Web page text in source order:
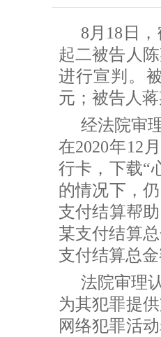
8月18日
起二被告人
进行宣判。
元；被告人
经法院审
在2020年12
行卡，下载“
的情况下，
支付结算帮
某支付结算
支付结算总
法院审理
为其犯罪提
网络犯罪活